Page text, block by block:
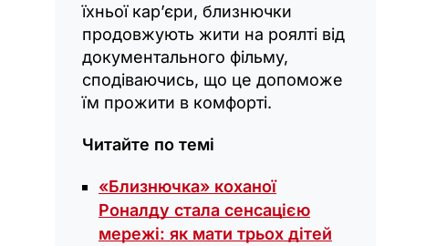
їхньої кар’єри, близнючки
продовжують жити на роялті від
документального фільму,
сподіваючись, що це допоможе
їм прожити в комфорті.
Читайте по темі
«Близнючка» коханої
Роналду стала сенсацією
мережі: як мати трьох дітей